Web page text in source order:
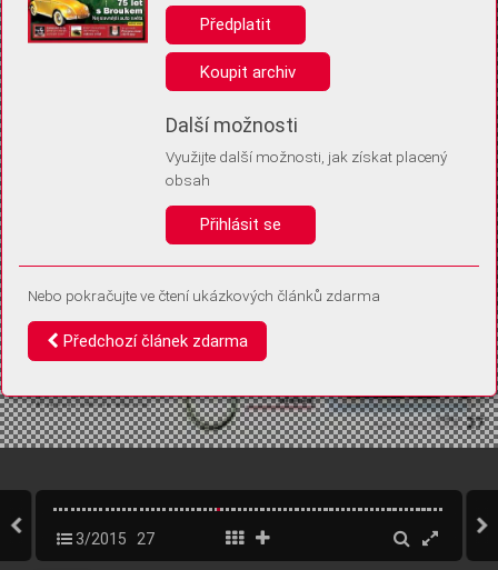
uložením volitelných informací:
Anonymní unikátní ID
Díky němu příště poznáme, že se jedná o stejné zařízení, a
Identifikátor je zcela anonymní.
Vaše souhlasy a odmítnutí si ukládáme do vašeho zařízení, abychom se
vás už příště znovu neptali. Můžete je kdykoli později upravit ve Správě
3/2015 27
Předplatit
Koupit archiv
Další možnosti
Využijte další možnosti, jak získat placený
obsah
Přihlásit se
Nebo pokračujte ve čtení ukázkových článků zdarma
Předchozí článek zdarma